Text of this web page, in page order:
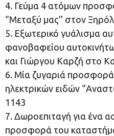
4. Γεύμα 4 ατόμων
‘’Μεταξύ μας’’ στον
5. Εξωτερικό γυάλισμα
φανοβαφείου
και Γιώργου Καρζή στο
6. Μία ζυγαριά
ηλεκτρικών ειδών
1143
7. Δωροεπιταγή για ένα
προσφορά του